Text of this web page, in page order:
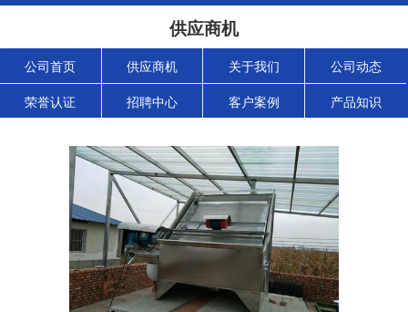
供应商机
公司首页 供应商机 关于我们 公司动态
荣誉认证 招聘中心 客户案例 产品知识